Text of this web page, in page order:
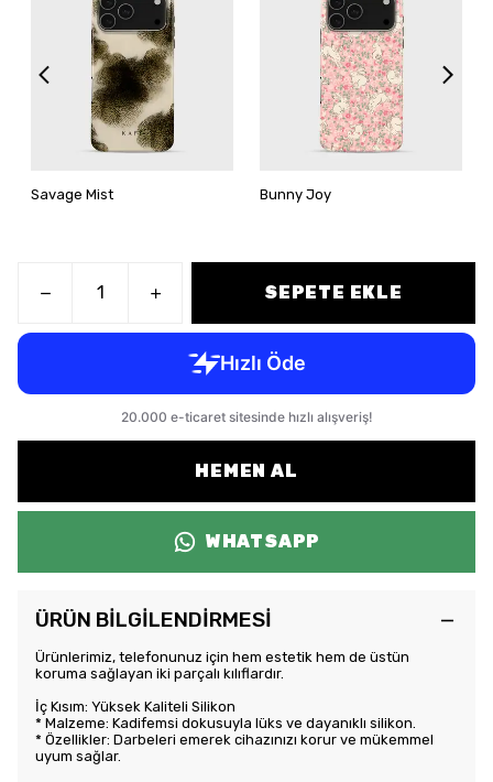
Savage Mist Bunny Joy
SEPETE EKLE
HEMEN AL
WHATSAPP
ÜRÜN BİLGİLENDİRMESİ
Ürünlerimiz, telefonunuz için hem estetik hem de üstün
koruma sağlayan iki parçalı kılıflardır.
İç Kısım: Yüksek Kaliteli Silikon
* Malzeme: Kadifemsi dokusuyla lüks ve dayanıklı silikon.
* Özellikler: Darbeleri emerek cihazınızı korur ve mükemmel
uyum sağlar.